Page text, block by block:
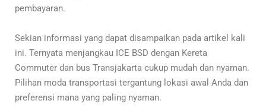
pembayaran.
Sekian informasi yang dapat disampaikan pada artikel kali
ini. Ternyata menjangkau ICE BSD dengan Kereta
Commuter dan bus Transjakarta cukup mudah dan nyaman.
Pilihan moda transportasi tergantung lokasi awal Anda dan
preferensi mana yang paling nyaman.